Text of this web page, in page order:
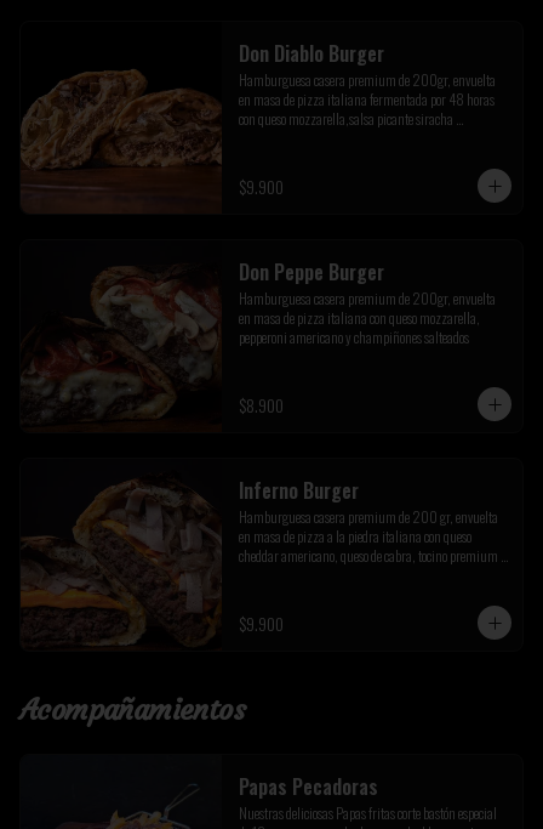
Don Diablo Burger
Hamburguesa casera premium de 200gr, envuelta
en masa de pizza italiana fermentada por 48 horas
con queso mozzarella,salsa picante siracha
$9.900
Don Peppe Burger
Hamburguesa casera premium de 200gr, envuelta
en masa de pizza italiana con queso mozzarella,
pepperoni americano y champiñones salteados
$8.900
Inferno Burger
Hamburguesa casera premium de 200 gr, envuelta
en masa de pizza a la piedra italiana con queso
cheddar americano, queso de cabra, tocino premium y
$9.900
Acompañamientos
Papas Pecadoras
Nuestras deliciosas Papas fritas corte bastón especial